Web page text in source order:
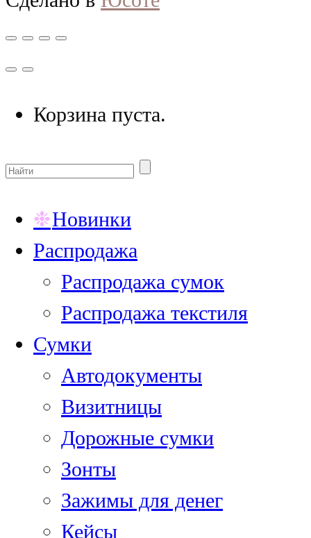
Корзина пуста.
Новинки
Распродажа
Распродажа сумок
Распродажа текстиля
Сумки
Автодокументы
Визитницы
Дорожные сумки
Зонты
Зажимы для денег
Кейсы